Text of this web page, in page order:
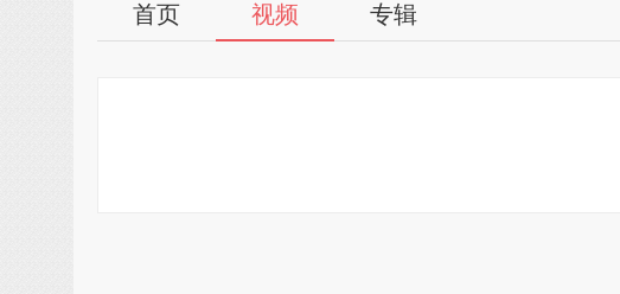
首页 视频 专辑